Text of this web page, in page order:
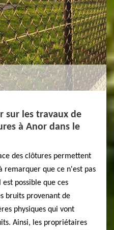
sur les travaux de
à Anor dans le
des clôtures permettent
remarquer que ce n'est pas
possible que ces
bruits provenant de
physiques qui vont
Ainsi, les propriétaires